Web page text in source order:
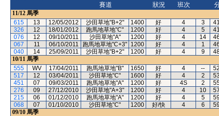
賽道
狀況
班次
11/12 馬季
615
13 12/05/2012 沙田草地"B+2" 1400 好 4 3
326
12 18/01/2012 跑馬地草地"C" 1200 好 4 5
076
12 09/10/2011 沙田草地"A" 1200 好 4 14
067
11 06/10/2011 跑馬地草地"C+3" 1200 好 4 1
040
14 25/09/2011 沙田草地"B+2" 1200 好 4 9
10/11 馬季
555
WV 17/04/2011 跑馬地草地"B" 1650 好 4 --
517
12 03/04/2011 沙田草地"C" 1600 好 4 2
451
07 09/03/2011 跑馬地草地"A" 1200 好 4S 2
276
09 27/12/2010 沙田草地"A+3" 1200 好 4 10
215
06 01/12/2010 跑馬地草地"A" 1200 好 4 5
068
07 01/10/2010 沙田草地"C" 1200 好/快 4 6
09/10 馬季